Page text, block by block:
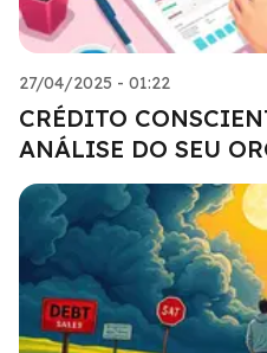
27/04/2025 - 01:22
CRÉDITO
ANÁLISE DO SEU